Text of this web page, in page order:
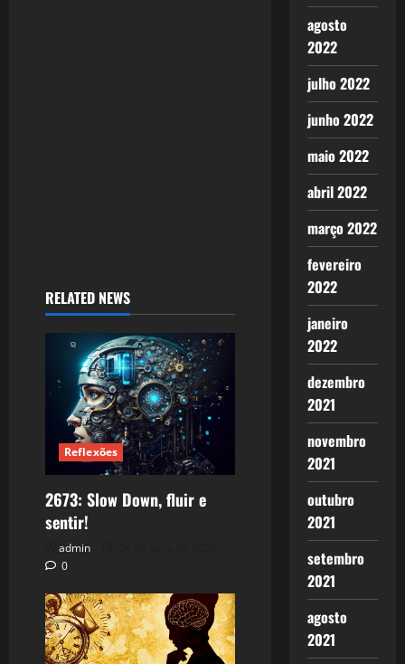
RELATED NEWS
Reflexões
2673: Slow Down, fluir e
sentir!
admin
0
agosto
2022
julho 2022
junho 2022
maio 2022
abril 2022
março 2022
fevereiro
2022
janeiro
2022
dezembro
2021
novembro
2021
outubro
2021
setembro
2021
agosto
2021